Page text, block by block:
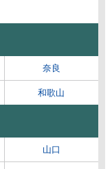
奈良
和歌山
山口